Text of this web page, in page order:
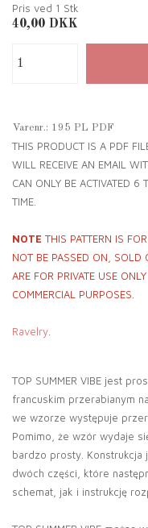
Pris ved 1 Stk
40,00 DKK
Varenr.: 195 PL PDF
THIS PRODUCT IS A PDF
WILL RECEIVE AN EMAIL
CAN ONLY BE ACTIVATED 6
TIME.
NOTE THIS PATTERN IS
NOT BE PASSED ON, SOLD
ARE FOR PRIVATE USE
COMMERCIAL PURPOSES.
Ravelry.
TOP SUMMER VIBE jest
francuskim przerabianym
we wzorze występuje
Pomimo, że wzór wydaje
bardzo prosty. Konstrukcja
dwóch części, które
schemat, jak i instrukcję